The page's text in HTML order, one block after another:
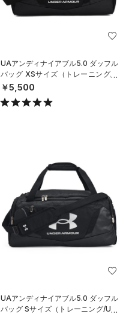
UAアンディナイアブル5.0 ダッフル
バッグ XSサイズ（トレーニング/U
NISEX）
￥5,500
UAアンディナイアブル5.0 ダッフル
バッグ Sサイズ（トレーニング/UNI